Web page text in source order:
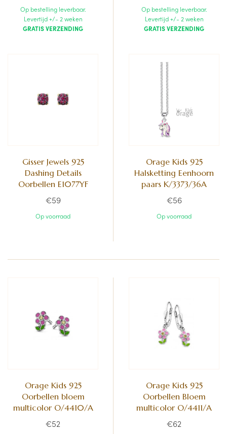
Op bestelling leverbaar.
Levertijd +/- 2 weken
GRATIS VERZENDING
Op bestelling leverbaar.
Levertijd +/- 2 weken
GRATIS VERZENDING
Gisser Jewels 925
Dashing Details
Oorbellen E1077YF
€59
Op voorraad
Orage Kids 925
Halsketting Eenhoorn
paars K/3373/36A
€56
Op voorraad
Orage Kids 925
Oorbellen bloem
multicolor O/4410/A
€52
Orage Kids 925
Oorbellen Bloem
multicolor O/4411/A
€62